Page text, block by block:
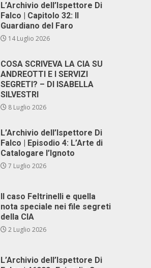
L’Archivio dell’Ispettore Di
Falco | Capitolo 32: Il
Guardiano del Faro
14 Luglio 2026
COSA SCRIVEVA LA CIA SU
ANDREOTTI E I SERVIZI
SEGRETI? – DI ISABELLA
SILVESTRI
8 Luglio 2026
L’Archivio dell’Ispettore Di
Falco | Episodio 4: L’Arte di
Catalogare l’Ignoto
7 Luglio 2026
Il caso Feltrinelli e quella
nota speciale nei file segreti
della CIA
2 Luglio 2026
L’Archivio dell’Ispettore Di